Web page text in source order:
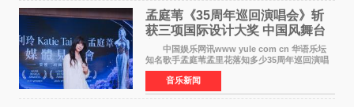
孟庭苇《35周年巡回演唱会》斩
获三项国际设计大奖 中国风舞台
美学获全球认可
中国娱乐网讯www yule com cn 华语乐坛
知名歌手孟庭苇孟里花落知多少35周年巡回演唱
会再传喜讯。该演唱会先后荣获美国MUSE
Creative Awards白金奖（Platinum Winner）、
英国London Design
音乐新闻